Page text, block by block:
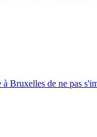
Bruxelles de ne pas